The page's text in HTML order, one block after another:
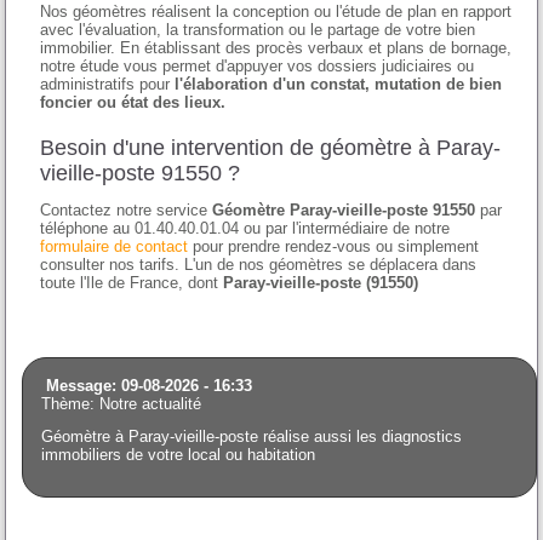
Nos géomètres réalisent la conception ou l'étude de plan en rapport
avec l'évaluation, la transformation ou le partage de votre bien
immobilier. En établissant des procès verbaux et plans de bornage,
notre étude vous permet d'appuyer vos dossiers judiciaires ou
administratifs pour l'élaboration d'un constat, mutation de bien
foncier ou état des lieux.
Besoin d'une intervention de géomètre à Paray-
vieille-poste 91550 ?
Contactez notre serviceGéomètre Paray-vieille-poste 91550 par
téléphone au 01.40.40.01.04 ou par l'intermédiaire de notre
formulaire de contact pour prendre rendez-vous ou simplement
consulter nos tarifs. L'un de nos géomètres se déplacera dans
toute l'Ile de France, dont Paray-vieille-poste (91550)
Message: 09-08-2026 - 16:33
Thème: Notre actualité
Géomètre à Paray-vieille-poste réalise aussi les diagnostics
immobiliers de votre local ou habitation